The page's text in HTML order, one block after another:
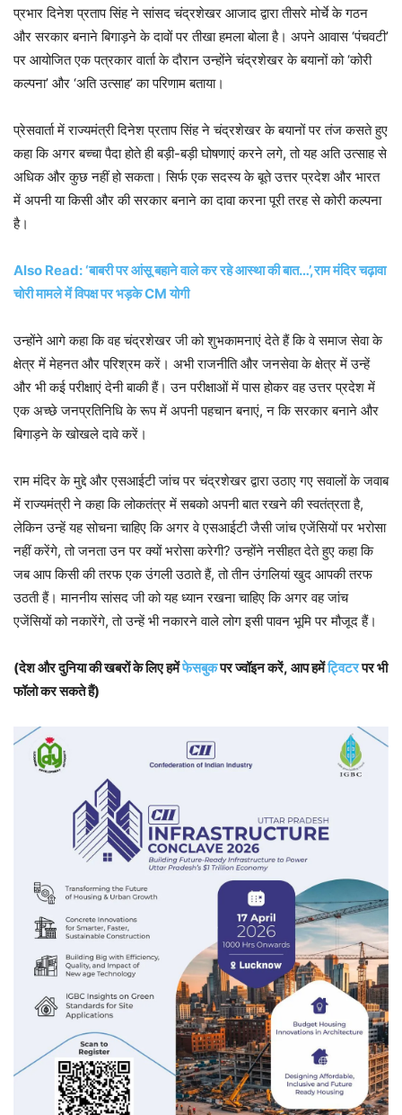
प्रभार दिनेश प्रताप सिंह ने सांसद चंद्रशेखर आजाद द्वारा तीसरे मोर्चे के गठन
और सरकार बनाने बिगाड़ने के दावों पर तीखा हमला बोला है। अपने आवास ‘पंचवटी’
पर आयोजित एक पत्रकार वार्ता के दौरान उन्होंने चंद्रशेखर के बयानों को ‘कोरी
कल्पना’ और ‘अति उत्साह’ का परिणाम बताया।
प्रेसवार्ता में राज्यमंत्री दिनेश प्रताप सिंह ने चंद्रशेखर के बयानों पर तंज कसते हुए
कहा कि अगर बच्चा पैदा होते ही बड़ी-बड़ी घोषणाएं करने लगे, तो यह अति उत्साह से
अधिक और कुछ नहीं हो सकता। सिर्फ एक सदस्य के बूते उत्तर प्रदेश और भारत
में अपनी या किसी और की सरकार बनाने का दावा करना पूरी तरह से कोरी कल्पना
है।
Also Read: ‘बाबरी पर आंसू बहाने वाले कर रहे आस्था की बात…’,राम मंदिर चढ़ावा
चोरी मामले में विपक्ष पर भड़के CM योगी
उन्होंने आगे कहा कि वह चंद्रशेखर जी को शुभकामनाएं देते हैं कि वे समाज सेवा के
क्षेत्र में मेहनत और परिश्रम करें। अभी राजनीति और जनसेवा के क्षेत्र में उन्हें
और भी कई परीक्षाएं देनी बाकी हैं। उन परीक्षाओं में पास होकर वह उत्तर प्रदेश में
एक अच्छे जनप्रतिनिधि के रूप में अपनी पहचान बनाएं, न कि सरकार बनाने और
बिगाड़ने के खोखले दावे करें।
राम मंदिर के मुद्दे और एसआईटी जांच पर चंद्रशेखर द्वारा उठाए गए सवालों के जवाब
में राज्यमंत्री ने कहा कि लोकतंत्र में सबको अपनी बात रखने की स्वतंत्रता है,
लेकिन उन्हें यह सोचना चाहिए कि अगर वे एसआईटी जैसी जांच एजेंसियों पर भरोसा
नहीं करेंगे, तो जनता उन पर क्यों भरोसा करेगी? उन्होंने नसीहत देते हुए कहा कि
जब आप किसी की तरफ एक उंगली उठाते हैं, तो तीन उंगलियां खुद आपकी तरफ
उठती हैं। माननीय सांसद जी को यह ध्यान रखना चाहिए कि अगर वह जांच
एजेंसियों को नकारेंगे, तो उन्हें भी नकारने वाले लोग इसी पावन भूमि पर मौजूद हैं।
(देश और दुनिया की खबरों के लिए हमेंफेसबुकपर ज्वॉइन करें, आप हमेंट्विटरपर भी
फॉलो कर सकते हैं)